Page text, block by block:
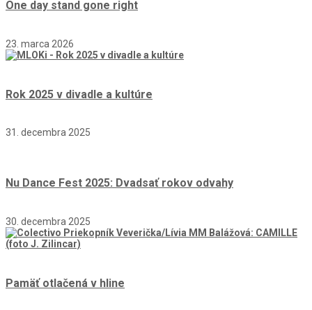
One day stand gone right
23. marca 2026
Rok 2025 v divadle a kultúre
31. decembra 2025
Nu Dance Fest 2025: Dvadsať rokov odvahy
30. decembra 2025
Pamäť otlačená v hline